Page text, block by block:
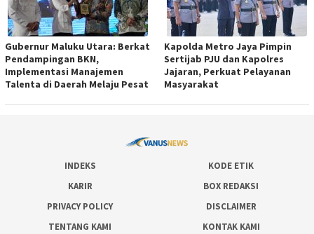
Gubernur Maluku Utara: Berkat
Pendampingan BKN,
Implementasi Manajemen
Talenta di Daerah Melaju Pesat
Kapolda Metro Jaya Pimpin
Sertijab PJU dan Kapolres
Jajaran, Perkuat Pelayanan
Masyarakat
INDEKS
KODE ETIK
KARIR
BOX REDAKSI
PRIVACY POLICY
DISCLAIMER
TENTANG KAMI
KONTAK KAMI